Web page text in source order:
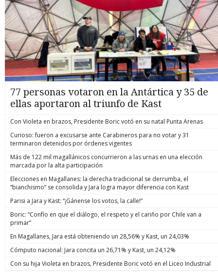
77 personas votaron en la Antártica y 35 de
ellas aportaron al triunfo de Kast
Con Violeta en brazos, Presidente Boric votó en su natal Punta Arenas
Curioso: fueron a excusarse ante Carabineros para no votar y 31
terminaron detenidos por órdenes vigentes
Más de 122 mil magallánicos concurrieron a las urnas en una elección
marcada por la alta participación
Elecciones en Magallanes: la derecha tradicional se derrumba, el
“bianchismo” se consolida y Jara logra mayor diferencia con Kast
Parisi a Jara y Kast: “¡Gánense los votos, la calle!”
Boric: “Confío en que el diálogo, el respeto y el cariño por Chile van a
primar”
En Magallanes, Jara está obteniendo un 28,56% y Kast, un 24,03%
Cómputo nacional: Jara concita un 26,71% y Kast, un 24,12%
Con su hija Violeta en brazos, Presidente Boric votó en el Liceo Industrial